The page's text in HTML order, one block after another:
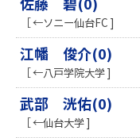
［ ←ソニー仙台FC ]
江幡 俊介(0)
［ ←八戸学院大学 ]
武部 洸佑(0)
［ ←仙台大学 ]